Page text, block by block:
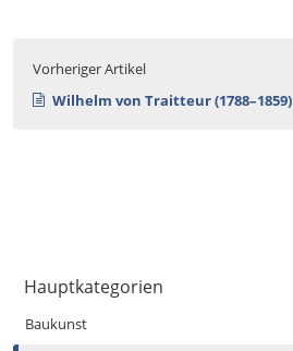
Vorheriger Artikel
Wilhelm von Traitteur (1788–1859)
Hauptkategorien
Baukunst